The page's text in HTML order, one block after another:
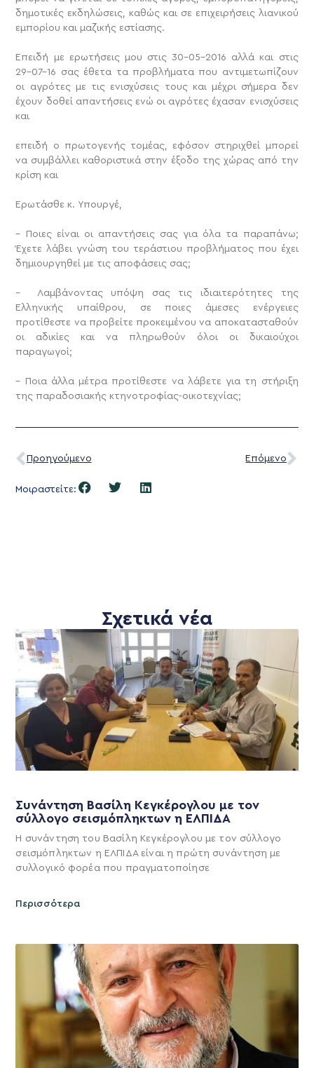
δημοτικές εκδηλώσεις, καθώς και σε επιχειρήσεις λιανικού
εμπορίου και μαζικής εστίασης.
Επειδή με ερωτήσεις μου στις 30-05-2016 αλλά και στις
29-07-16 σας έθετα τα προβλήματα που αντιμετωπίζουν
οι αγρότες με τις ενισχύσεις τους και μέχρι σήμερα δεν
έχουν δοθεί απαντήσεις ενώ οι αγρότες έχασαν ενισχύσεις
και
επειδή ο πρωτογενής τομέας, εφόσον στηριχθεί μπορεί
να συμβάλλει καθοριστικά στην έξοδο της χώρας από την
κρίση και
Ερωτάσθε κ. Υπουργέ,
– Ποιες είναι οι απαντήσεις σας για όλα τα παραπάνω;
Έχετε λάβει γνώση του τεράστιου προβλήματος που έχει
δημιουργηθεί με τις αποφάσεις σας;
– Λαμβάνοντας υπόψη σας τις ιδιαιτερότητες της
Ελληνικής υπαίθρου, σε ποιες άμεσες ενέργειες
προτίθεστε να προβείτε προκειμένου να αποκατασταθούν
οι αδικίες και να πληρωθούν όλοι οι δικαιούχοι
παραγωγοί;
– Ποια άλλα μέτρα προτίθεστε να λάβετε για τη στήριξη
της παραδοσιακής κτηνοτροφίας-οικοτεχνίας;
Προηγούμενο Επόμενο
Μοιραστείτε:
Σχετικά νέα
Συνάντηση Βασίλη Κεγκέρογλου με τον
σύλλογο σεισμόπληκτων η ΕΛΠΙΔΑ
Η συνάντηση του Βασίλη Κεγκέρογλου με τον σύλλογο
σεισμόπληκτων η ΕΛΠΙΔΑ είναι η πρώτη συνάντηση με
συλλογικό φορέα που πραγματοποίησε
Περισσότερα